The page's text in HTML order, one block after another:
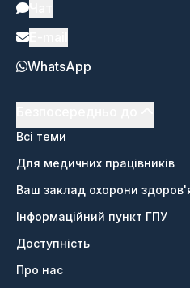
WhatsApp
Всі теми
Для медичних працівників
Ваш заклад охорони
Інформаційний пункт ГПУ
Доступність
Про нас